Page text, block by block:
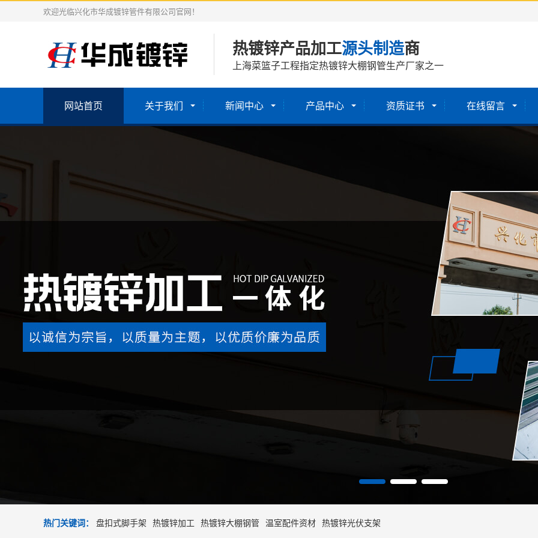
欢迎光临兴化市华成镀锌管件有限公司官网！
热镀锌产品加工源头制造商
上海菜篮子工程指定热镀锌大棚钢管生产厂家之一
网站首页 关于我们 新闻中心 产品中心 资质证书 在线留言
热门关键词： 盘扣式脚手架 热镀锌加工 热镀锌大棚钢管 温室配件资材 热镀锌光伏支架